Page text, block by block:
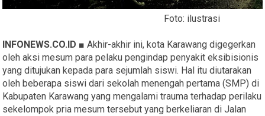
Foto: ilustrasi
INFONEWS.CO.ID ■ Akhir-akhir ini, kota Karawang digegerkan
oleh aksi mesum para pelaku pengindap penyakit eksibisionis
yang ditujukan kepada para sejumlah siswi. Hal itu diutarakan
oleh beberapa siswi dari sekolah menengah pertama (SMP) di
Kabupaten Karawang yang mengalami trauma terhadap perilaku
sekelompok pria mesum tersebut yang berkeliaran di Jalan